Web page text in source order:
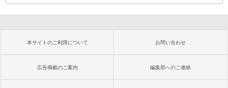
本サイトのご利用について お問い合わせ
広告掲載のご案内 編集部へのご連絡